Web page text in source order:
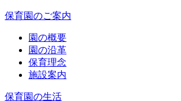
保育園のご案内
園の概要
園の沿革
保育理念
施設案内
保育園の生活